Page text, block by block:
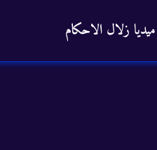
ميديا زلال الاحكام